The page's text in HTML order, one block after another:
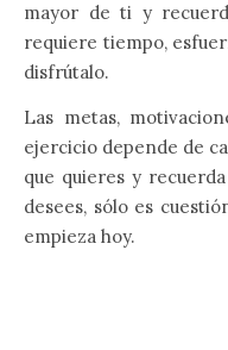
mayor de ti y
requiere tiempo,
disfrútalo.
Las metas,
ejercicio depende de
que quieres y
desees, sólo es
empieza hoy.